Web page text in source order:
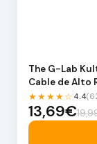
The G-Lab
Cable de Alto
★★★★☆ 4.4
13,69€